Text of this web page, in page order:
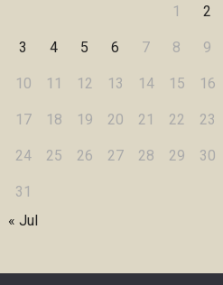
1 2
3 4 5 6 7 8 9
10 11 12 13 14 15 16
17 18 19 20 21 22 23
24 25 26 27 28 29 30
31
« Jul